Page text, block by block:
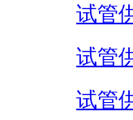
试管
试管
试管